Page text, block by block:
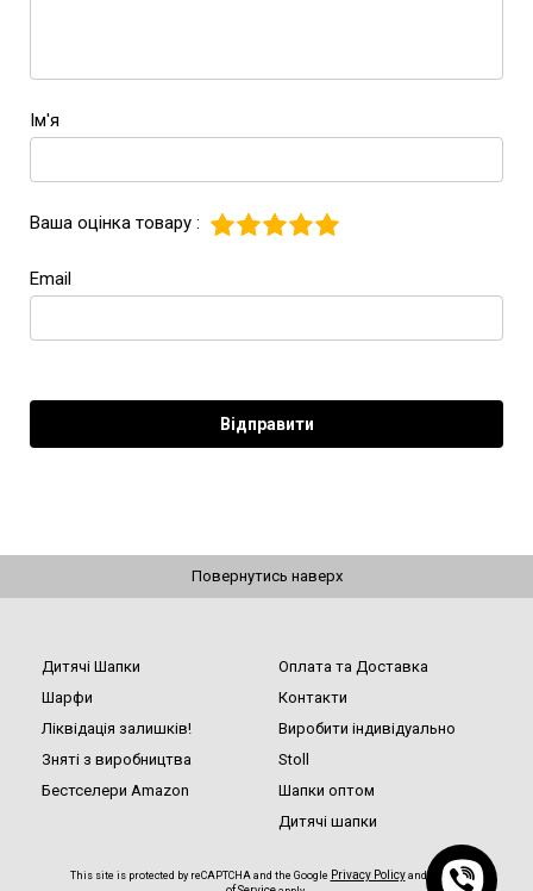
Ім'я
Ваша оцінка товару :
Email
Повернутись наверх
Дитячі Шапки
Шарфи
Ліквідація залишків!
Зняті з виробництва
Бестселери Amazon
Оплата та Доставка
Контакти
Виробити індивідуально
Stoll
Шапки оптом
Дитячі шапки
This site is protected by reCAPTCHA and the Google Privacy Policyand
Terms